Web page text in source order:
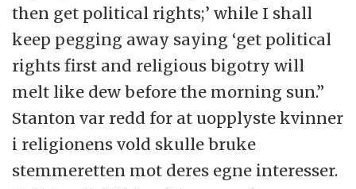
then get political rights;’ while I shall
keep pegging away saying ‘get political
rights first and religious bigotry will
melt like dew before the morning sun.”
Stanton var redd for at uopplyste kvinner
i religionens vold skulle bruke
stemmeretten mot deres egne interesser.